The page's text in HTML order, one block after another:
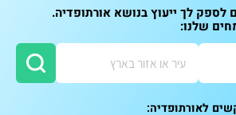
לספק לך ייעוץ בנושא אורתופדיה.
שלנו:
לאורתופדיה: